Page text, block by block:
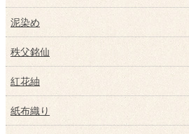
泥染め
秩父銘仙
紅花紬
紙布織り